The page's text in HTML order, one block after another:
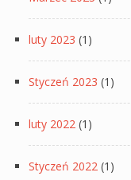
luty 2023 (1)
Styczeń 2023 (1)
luty 2022 (1)
Styczeń 2022 (1)